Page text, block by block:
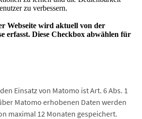
Einsatz von Matomo ist Art. 6 Abs. 1
Matomo erhobenen Daten werden
maximal 12 Monaten gespeichert.